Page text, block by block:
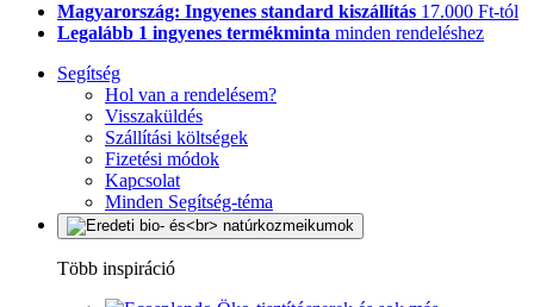
Magyarország: Ingyenes standard kiszállítás 17.000 Ft-tól
Legalább 1 ingyenes termékminta minden rendeléshez
Segítség
Hol van a rendelésem?
Visszaküldés
Szállítási költségek
Fizetési módok
Kapcsolat
Minden Segítség-téma
Több inspiráció